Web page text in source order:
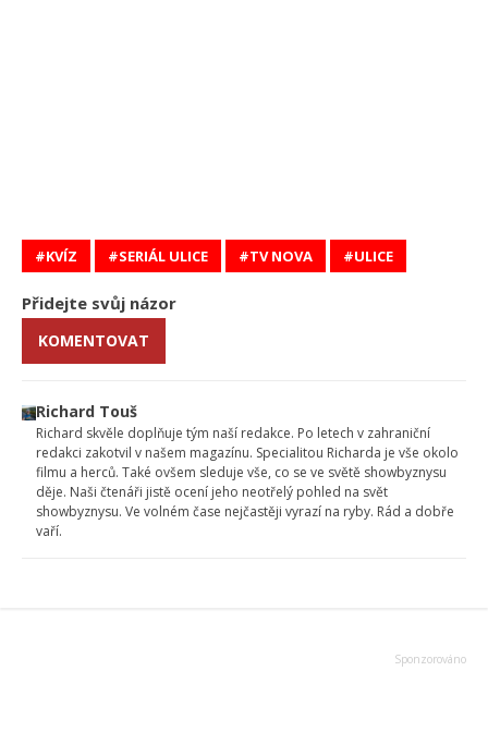
KVÍZ SERIÁL ULICE TV NOVA ULICE
Přidejte svůj názor
KOMENTOVAT
Richard Touš
Richard skvěle doplňuje tým naší redakce. Po letech v zahraniční
redakci zakotvil v našem magazínu. Specialitou Richarda je vše okolo
filmu a herců. Také ovšem sleduje vše, co se ve světě showbyznysu
děje. Naši čtenáři jistě ocení jeho neotřelý pohled na svět
showbyznysu. Ve volném čase nejčastěji vyrazí na ryby. Rád a dobře
vaří.